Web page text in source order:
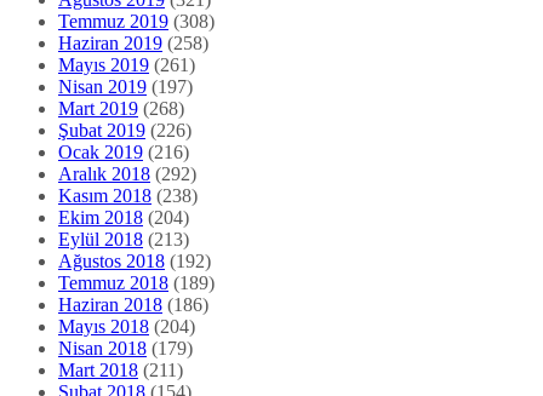
Temmuz 2019 (308)
Haziran 2019 (258)
Mayıs 2019 (261)
Nisan 2019 (197)
Mart 2019 (268)
Şubat 2019 (226)
Ocak 2019 (216)
Aralık 2018 (292)
Kasım 2018 (238)
Ekim 2018 (204)
Eylül 2018 (213)
Ağustos 2018 (192)
Temmuz 2018 (189)
Haziran 2018 (186)
Mayıs 2018 (204)
Nisan 2018 (179)
Mart 2018 (211)
Şubat 2018 (154)